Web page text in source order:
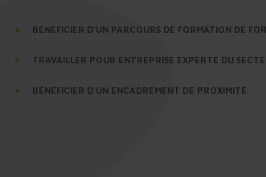
BÉNÉFICIER D’UN PARCOURS DE FORMATION DE
TRAVAILLER POUR ENTREPRISE EXPERTE DU
BÉNÉFICIER D’UN ENCADREMENT DE PROXIMITÉ